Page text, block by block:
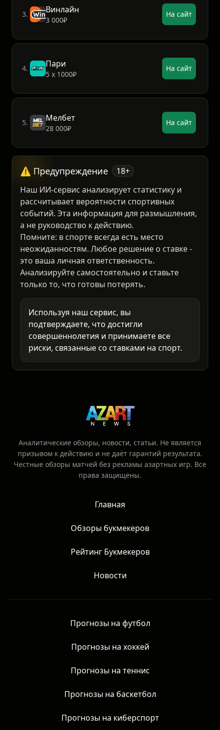
Винлайн
Пари
5. Мелбет На сайт
⚠️ Предупреждение
18+
Наш ИИ-сервис анализирует статистику и
рассчитывает вероятности спортивных
событий. Эта информация для размышления,
а не руководство к действию.
Помните: в спорте всегда есть место
неожиданностям. Любое решение о ставке -
это ваша личная ответственность.
Анализируйте самостоятельно и ставьте
только то, что готовы потерять.
Используя наш сервис, вы
подтверждаете, что достигли
совершеннолетия и принимаете все
Аналитические обзоры, новости, статьи. Не является
Честные обзоры матчей без рекламы азартных игр. Все
права защищены.